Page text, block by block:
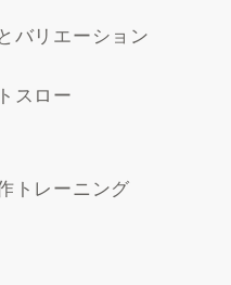
バリエーション
スロー
トレーニング